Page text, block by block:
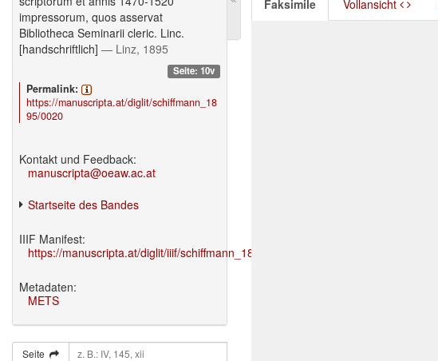
impressorum, quos asservat
Bibliotheca Seminarii cleric. Linc.
[handschriftlich] — Linz, 1895
Seite: 10v
Permalink:
https://manuscripta.at/diglit/schiffmann_18
95/0020
Kontakt und Feedback:
manuscripta@oeaw.ac.at
Startseite des Bandes
IIIF Manifest:
https://manuscripta.at/diglit/iiif/schiffmann_1895/manifest.json
Metadaten:
METS
Seite
Faksimile Vollansicht